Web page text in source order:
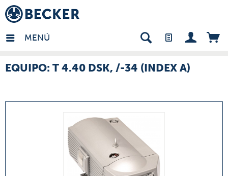
MENÚ
- ES
EQUIPO: T 4.40 DSK, /-34 (INDEX A)